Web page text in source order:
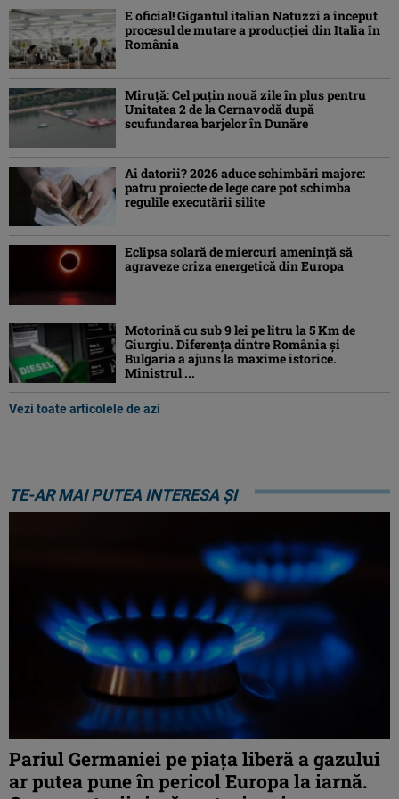
E oficial! Gigantul italian Natuzzi a început
procesul de mutare a producției din Italia în
România
Miruță: Cel puțin nouă zile în plus pentru
Unitatea 2 de la Cernavodă după
scufundarea barjelor în Dunăre
Ai datorii? 2026 aduce schimbări majore:
patru proiecte de lege care pot schimba
regulile executării silite
Eclipsa solară de miercuri ameninţă să
agraveze criza energetică din Europa
Motorină cu sub 9 lei pe litru la 5 Km de
Giurgiu. Diferența dintre România și
Bulgaria a ajuns la maxime istorice.
Ministrul ...
Vezi toate articolele de azi
TE-AR MAI PUTEA INTERESA ȘI
Pariul Germaniei pe piaţa liberă a gazului
ar putea pune în pericol Europa la iarnă.